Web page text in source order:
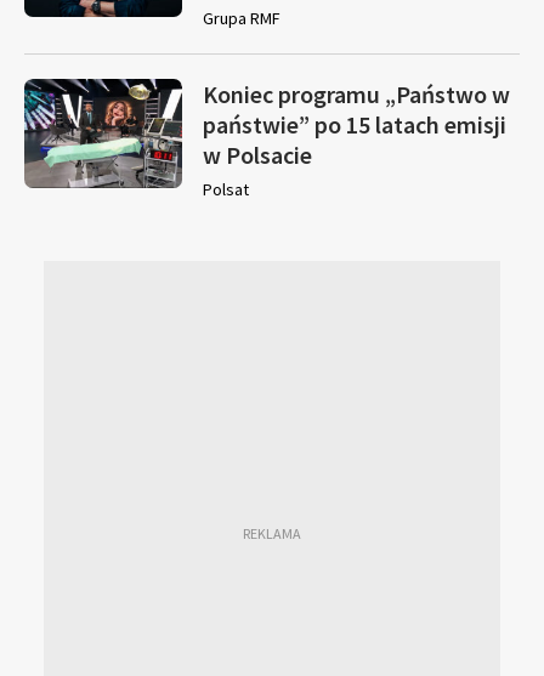
Grupa RMF
Koniec programu „Państwo w
państwie” po 15 latach emisji
w Polsacie
Polsat